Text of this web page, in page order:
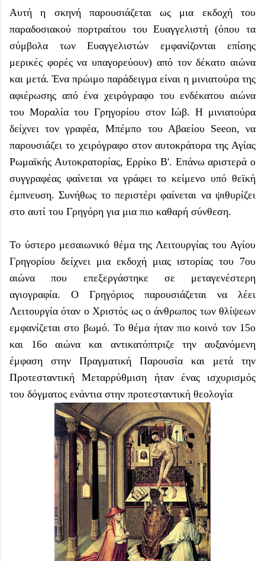
Αυτή η σκηνή παρουσιάζεται ως μια εκδοχή του
παραδοσιακού πορτραίτου του Ευαγγελιστή (όπου τα
σύμβολα των Ευαγγελιστών εμφανίζονται επίσης
μερικές φορές να υπαγορεύουν) από τον δέκατο αιώνα
και μετά. Ένα πρώιμο παράδειγμα είναι η μινιατούρα της
αφιέρωσης από ένα χειρόγραφο του ενδέκατου αιώνα
του Μοραλία του Γρηγορίου στον Ιώβ. Η μινιατούρα
δείχνει τον γραφέα, Μπέμπο του Αβαείου Seeon, να
παρουσιάζει το χειρόγραφο στον αυτοκράτορα της Αγίας
Ρωμαϊκής Αυτοκρατορίας, Ερρίκο Β'. Επάνω αριστερά ο
συγγραφέας φαίνεται να γράφει το κείμενο υπό θεϊκή
έμπνευση. Συνήθως το περιστέρι φαίνεται να ψιθυρίζει
στο αυτί του Γρηγόρη για μια πιο καθαρή σύνθεση.
Το ύστερο μεσαιωνικό θέμα της Λειτουργίας του Αγίου
Γρηγορίου δείχνει μια εκδοχή μιας ιστορίας του 7ου
αιώνα που επεξεργάστηκε σε μεταγενέστερη
αγιογραφία. Ο Γρηγόριος παρουσιάζεται να λέει
Λειτουργία όταν ο Χριστός ως ο άνθρωπος των θλίψεων
εμφανίζεται στο βωμό. Το θέμα ήταν πιο κοινό τον 15ο
και 16ο αιώνα και αντικατόπτριζε την αυξανόμενη
έμφαση στην Πραγματική Παρουσία και μετά την
Προτεσταντική Μεταρρύθμιση ήταν ένας ισχυρισμός
του δόγματος ενάντια στην προτεσταντική θεολογία